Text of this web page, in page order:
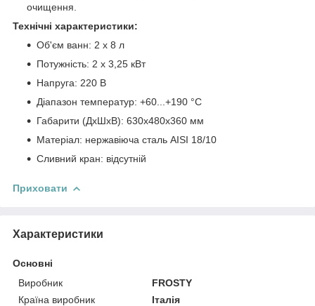
очищення.
Технічні характеристики:
Об'єм ванн: 2 х 8 л
Потужність: 2 х 3,25 кВт
Напруга: 220 В
Діапазон температур: +60...+190 °C
Габарити (ДхШхВ): 630х480х360 мм
Матеріал: нержавіюча сталь AISI 18/10
Сливний кран: відсутній
Приховати
Характеристики
Основні
Виробник
FROSTY
Країна виробник
Італія